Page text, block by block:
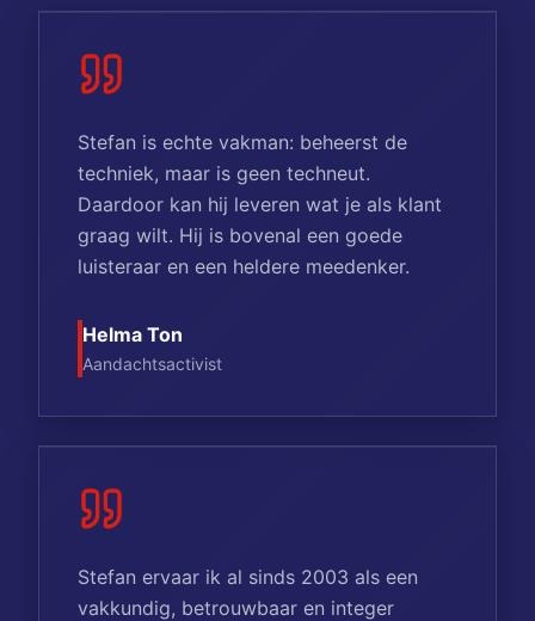
Stefan is echte vakman: beheerst de
techniek, maar is geen techneut.
Daardoor kan hij leveren wat je als klant
graag wilt. Hij is bovenal een goede
luisteraar en een heldere meedenker.
Helma Ton
Aandachtsactivist
Stefan ervaar ik al sinds 2003 als een
vakkundig, betrouwbaar en integer